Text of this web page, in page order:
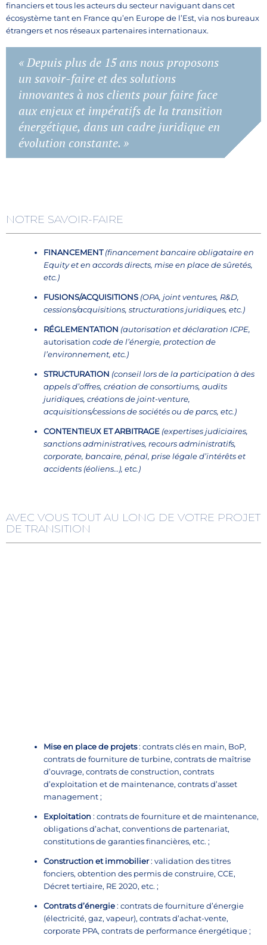
financiers et tous les acteurs du secteur naviguant dans cet
écosystème tant en France qu’en Europe de l’Est, via nos bureaux
étrangers et nos réseaux partenaires internationaux.
« Depuis plus de 15 ans nous proposons
un savoir-faire et des solutions
innovantes à nos clients pour faire face
aux enjeux et impératifs de la transition
énergétique, dans un cadre juridique en
évolution constante. »
NOTRE SAVOIR-FAIRE
FINANCEMENT(financement bancaire obligataire en
Equity et en accords directs, mise en place de sûretés,
etc.)
FUSIONS/ACQUISITIONS (OPA, joint ventures, R&D,
cessions/acquisitions, structurations juridiques, etc.)
RÉGLEMENTATION (autorisation et déclaration ICPE,
autorisation code de l’énergie, protection de
l’environnement, etc.)
STRUCTURATION (conseil lors de la participation à des
appels d’offres, création de consortiums, audits
juridiques, créations de joint-venture,
acquisitions/cessions de sociétés ou de parcs, etc.)
CONTENTIEUX ET ARBITRAGE (expertises judiciaires,
sanctions administratives, recours administratifs,
corporate, bancaire, pénal, prise légale d’intérêts et
accidents (éoliens…), etc.)
AVEC VOUS TOUT AU LONG DE VOTRE PROJET
DE TRANSITION
Mise en place de projets: contrats clés en main, BoP,
contrats de fourniture de turbine, contrats de maîtrise
d’ouvrage, contrats de construction, contrats
d’exploitation et de maintenance, contrats d’asset
management ;
Exploitation: contrats de fourniture et de maintenance,
obligations d’achat, conventions de partenariat,
constitutions de garanties financières, etc. ;
Construction et immobilier: validation des titres
fonciers, obtention des permis de construire, CCE,
Décret tertiaire, RE 2020, etc. ;
Contrats d’énergie: contrats de fourniture d’énergie
(électricité, gaz, vapeur), contrats d’achat-vente,
corporate PPA, contrats de performance énergétique ;